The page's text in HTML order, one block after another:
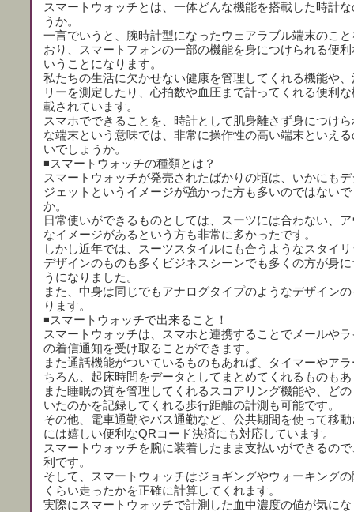
スマートウォッチとは、一体どんな機能を搭載した時計
うか。
一言でいうと、腕時計型になったウェアラブル端末のこ
おり、スマートフォンの一部の機能を身につけられる便
いうことになります。
私たちの生活に欠かせない健康を管理してくれる機能や
リーを測定したり、心拍数や血圧まで計ってくれる便利
載されています。
スマホでできることを、時計として肌身離さず身につけ
な端末という意味では、非常に操作性の高い端末といえ
いでしょうか。
◾️スマートウォッチの種類とは？
スマートウォッチが発売されたばかりの頃は、いかにも
ジェットというイメージが強かった方も多いのではない
か。
日常使いができるものとしては、スーツには合わない、
なイメージがあるという方も非常に多かったです。
しかし近年では、スーツスタイルにも合うようなスタイ
デザインのものも多くビジネスシーンでも多くの方が身
うになりました。
また、中身は同じでもアナログタイプのようなデザイン
ります。
◾️スマートウォッチで出来ること！
スマートウォッチは、スマホと連携することでメールや
の着信通知を受け取ることができます。
また通話機能がついているものもあれば、タイマーやア
ちろん、起床時間をデータとしてまとめてくれるものも
また睡眠の質を管理してくれるスコアリング機能や、ど
いたのかを記録してくれる歩行距離の計測も可能です。
その他、電車通勤やバス通勤など、公共期間を使って移
には嬉しい便利なQRコード決済にも対応しています。
スマートウォッチを腕に装着したまま支払いができるの
利です。
そして、スマートウォッチはジョギングやウォーキング
くらい走ったかを正確に計算してくれます。
実際にスマートウォッチで計測した血中濃度の値が気に